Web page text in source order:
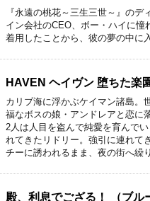
『永遠の桃花～三生三世～』の
イン会社のCEO、ボー・ハイに
着用したことから、彼の夢の中に
HAVEN ヘイヴン 堕ちた楽
カリブ海に浮かぶケイマン諸島。
福なボスの娘・アンドレアと恋に
2人は人目を盗んで純愛を育んで
れてきたリドリー。強引に連れて
チーに誘われるまま、夜の街へ繰
殿、利息でござる！ （ブル